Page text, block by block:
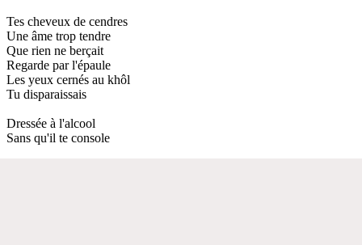
Tes cheveux de cendres
Une âme trop tendre
Que rien ne berçait
Regarde par l'épaule
Les yeux cernés au khôl
Tu disparaissais
Dressée à l'alcool
Sans qu'il te console